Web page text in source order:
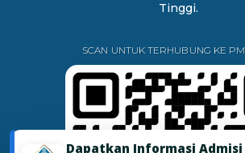
Tinggi.
SCAN UNTUK TERHUBUNG KE
Dapatkan Informasi Admisi